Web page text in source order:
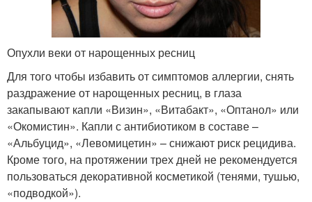
Опухли веки от нарощенных ресниц
Для того чтобы избавить от симптомов аллергии, снять
раздражение от нарощенных ресниц, в глаза
закапывают капли «Визин», «Витабакт», «Оптанол» или
«Окомистин». Капли с антибиотиком в составе –
«Альбуцид», «Левомицетин» – снижают риск рецидива.
Кроме того, на протяжении трех дней не рекомендуется
пользоваться декоративной косметикой (тенями, тушью,
«подводкой»).